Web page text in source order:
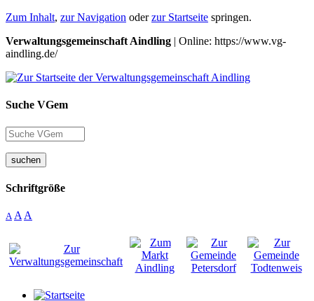
Zum Inhalt, zur Navigation oderzur Startseite springen.
Verwaltungsgemeinschaft Aindling | Online: https://www.vg-
aindling.de/
Suche VGem
suchen
Schriftgröße
A A A